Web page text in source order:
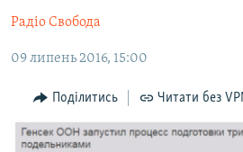
основної
Перейти
пошуку
БЛОГИ
ПОГЛЯД
ІНТЕРВ'Ю
ВСЕ ЗА ДЕНЬ
Радіо Свобода
09 липень 2016, 15:00
Поділитись Читати без